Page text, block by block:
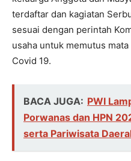
terdaftar dan kagiatan
sesuai dengan perintah
usaha untuk memutus
Covid 19.
BACA JUGA: PWI
Porwanas dan HPN
serta Pariwisata